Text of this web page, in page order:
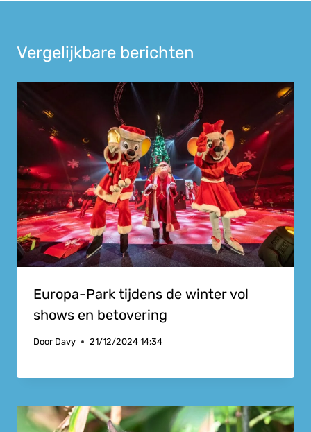
Vergelijkbare berichten
Europa-Park tijdens de winter vol
shows en betovering
Door Davy 21/12/2024 14:34